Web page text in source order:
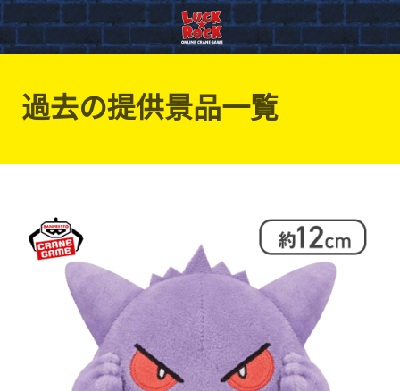
過去の提供景品一覧